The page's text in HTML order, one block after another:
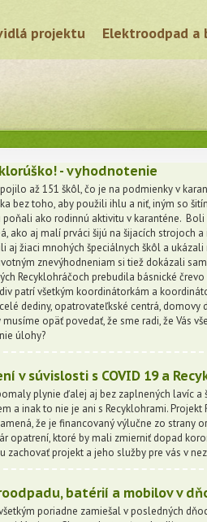
projektu Elektroodpad a
- vyhodnotenie
až 151 škôl, čo je na podmienky v
bez toho, aby použili ihlu a niť, iným so
ako rodinnú aktivitu v karanténe.
ako aj malí prváci šijú na šijacích strojoch
aj žiaci mnohých špeciálnych škôl a
znevýhodneniam si tiež dokázali
Recyklohráčoch prebudila básnické
patrí všetkým koordinátorkám a
dediny, opatrovateľkské centrá,
opäť povedať, že sme radi, že Vás
úlohy?
v súvislosti s COVID 19 a
plynie ďalej aj bez zaplnených lavíc a
a inak to nie je ani s Recyklohrami. Projekt
že je financovaný výlučne zo strany
opatrení, ktoré by mali zmierniť dopad
zachovať projekt a jeho služby pre vás v
batérií a mobilov v
poriadne zamiešal v posledných